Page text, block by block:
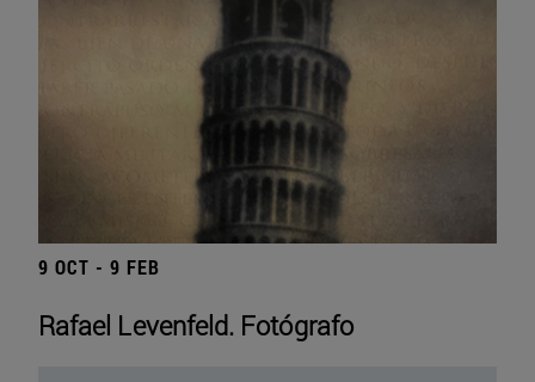
9 OCT - 9 FEB
Rafael Levenfeld. Fotógrafo